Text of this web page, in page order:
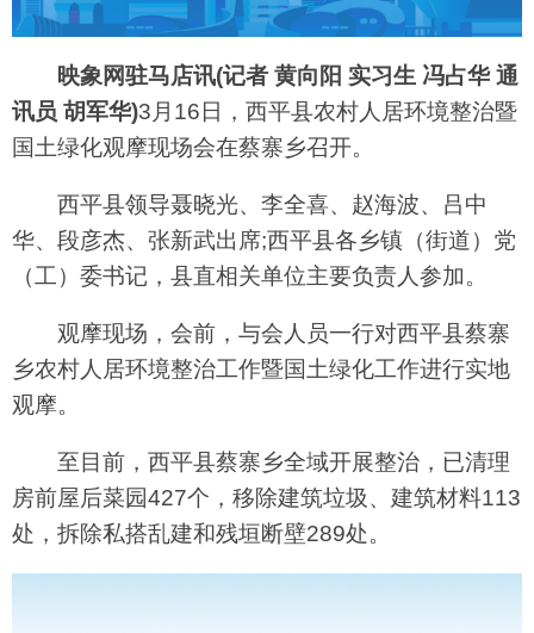
映象网驻马店讯(记者 黄向阳 实习生 冯占华 通
讯员 胡军华)3月16日，西平县农村人居环境整治暨
国土绿化观摩现场会在蔡寨乡召开。
西平县领导聂晓光、李全喜、赵海波、吕中
华、段彦杰、张新武出席;西平县各乡镇（街道）党
（工）委书记，县直相关单位主要负责人参加。
观摩现场，会前，与会人员一行对西平县蔡寨
乡农村人居环境整治工作暨国土绿化工作进行实地
观摩。
至目前，西平县蔡寨乡全域开展整治，已清理
房前屋后菜园427个，移除建筑垃圾、建筑材料113
处，拆除私搭乱建和残垣断壁289处。